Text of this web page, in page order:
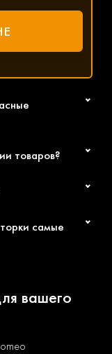
и в другие
товаров?
самые
вашего